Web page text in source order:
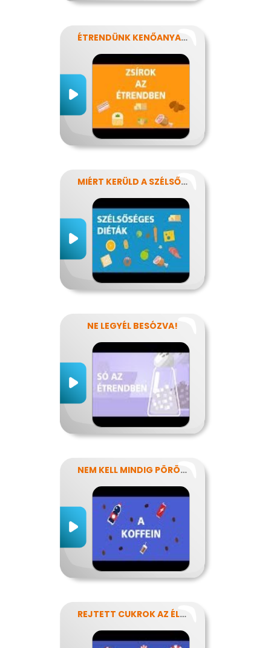
ÉTRENDÜNK KENŐANYAGAI: A ZSÍROK
MIÉRT KERÜLD A SZÉLSŐSÉGES DIÉTÁKAT?
NE LEGYÉL BESÓZVA!
NEM KELL MINDIG PÖRÖGNI
REJTETT CUKROK AZ ÉLELMISZEREINKBEN